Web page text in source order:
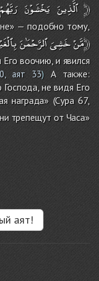
ٱلَّذِينَ يَخْشَوْنَ رَبَّهُمْ ﴿
— подобно тому,
مَّنْخَشِىَٱلرَّحْمَٰنَ مُّنِيبٍ﴿
воочию, и явился
аят 33)А также:
не видя Его
награда» (Сура 67,
трепещут от Часа»
аят!